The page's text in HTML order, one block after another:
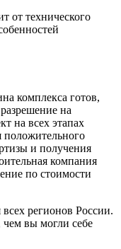
от технического
комплекса готов,
на
на всех этапах
положительного
и получения
компания
по стоимости
регионов России.
чем вы могли себе